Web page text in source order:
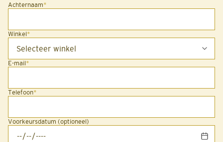
Achternaam*
Winkel*
E-mail*
Telefoon*
Voorkeursdatum (optioneel)